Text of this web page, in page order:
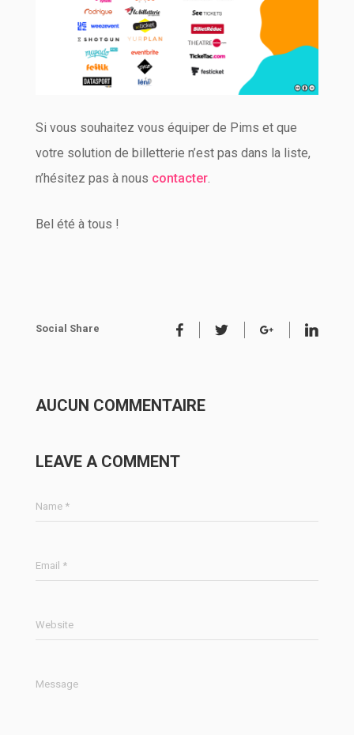
Si vous souhaitez vous équiper de Pims et que
votre solution de billetterie n’est pas dans la liste,
n’hésitez pas à nous contacter.
Bel été à tous !
Social Share
AUCUN COMMENTAIRE
LEAVE A COMMENT
Name *
Email *
Website
Message